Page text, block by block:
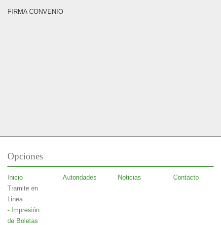
FIRMA CONVENIO
Opciones
Inicio Autoridades Noticias
Contacto
Tramite en
Linea
- Impresión
de Boletas